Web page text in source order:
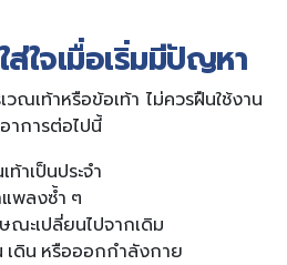
จเมื่อเริ่มมีปัญหา
ณเท้าหรือข้อเท้า ไม่ควรฝืนใช้งาน
าการต่อไปนี้
าเป็นประจำ
พลงซ้ำ ๆ
ณะเปลี่ยนไปจากเดิม
เดิน หรือออกกำลังกาย